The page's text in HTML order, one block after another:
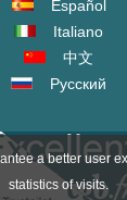
Español
Italiano
中文
Русский
a better user
statistics of visits.